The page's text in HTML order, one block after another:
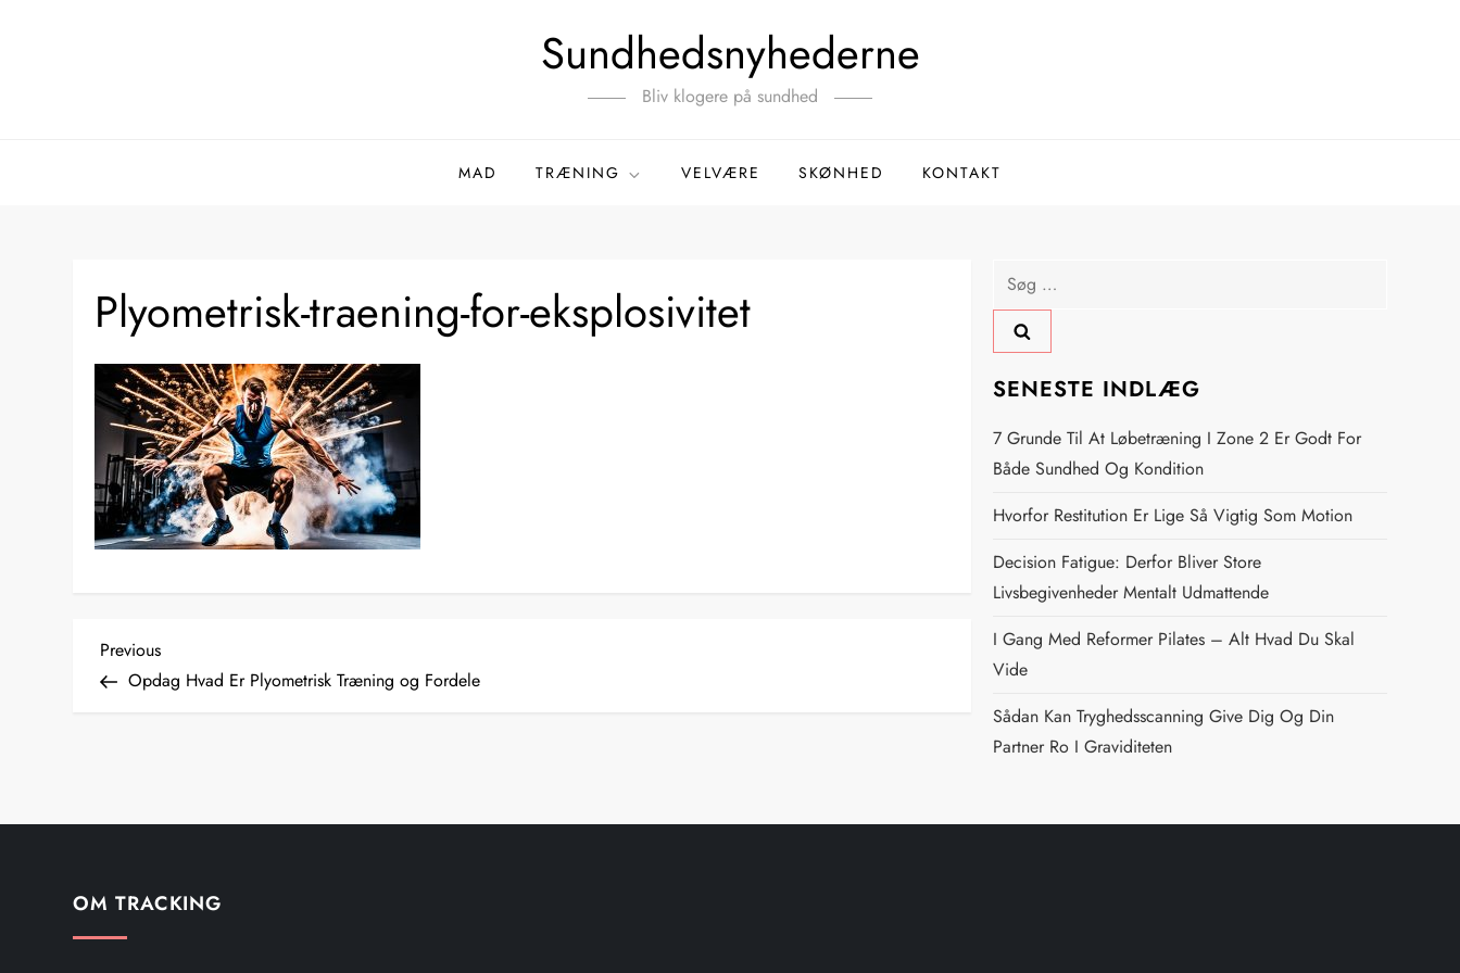
Sundhedsnyhederne
Bliv klogere på sundhed
MAD TRÆNING VELVÆRE SKØNHED KONTAKT
Plyometrisk-traening-for-eksplosivitet
I
l
g
Previous
Post
Previous
Opdag Hvad Er Plyometrisk Træning og Fordele
Søg
efter:
SENESTE INDLÆG
7 Grunde Til At Løbetræning I Zone 2 Er Godt For
Både Sundhed Og Kondition
Hvorfor Restitution Er Lige Så Vigtig Som Motion
Decision Fatigue: Derfor Bliver Store
Livsbegivenheder Mentalt Udmattende
I Gang Med Reformer Pilates – Alt Hvad Du Skal
Vide
Sådan Kan Tryghedsscanning Give Dig Og Din
Partner Ro I Graviditeten
OM TRACKING